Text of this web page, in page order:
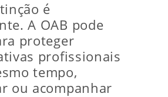
é
A OAB pode
proteger
profissionais
tempo,
ou acompanhar